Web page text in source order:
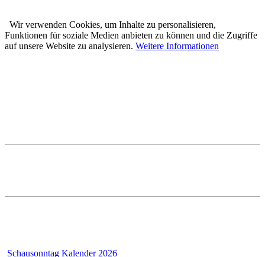
Wir verwenden Cookies, um Inhalte zu personalisieren,
Funktionen für soziale Medien anbieten zu können und die Zugriffe
auf unsere Website zu analysieren. Weitere Informationen
Schausonntag Kalender 2026